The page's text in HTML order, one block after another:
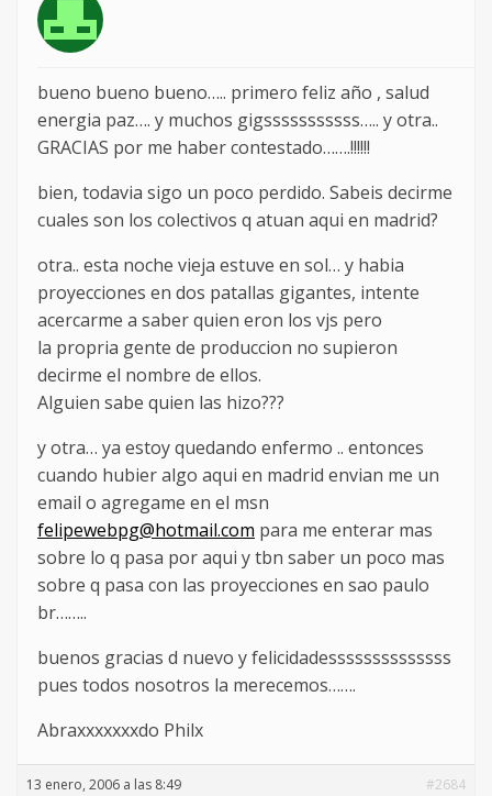
bueno bueno bueno….. primero feliz año , salud
energia paz…. y muchos gigsssssssssss….. y otra..
GRACIAS por me haber contestado…….!!!!!!
bien, todavia sigo un poco perdido. Sabeis decirme
cuales son los colectivos q atuan aqui en madrid?
otra.. esta noche vieja estuve en sol… y habia
proyecciones en dos patallas gigantes, intente
acercarme a saber quien eron los vjs pero
la propria gente de produccion no supieron
decirme el nombre de ellos.
Alguien sabe quien las hizo???
y otra… ya estoy quedando enfermo .. entonces
cuando hubier algo aqui en madrid envian me un
email o agregame en el msn
felipewebpg@hotmail.com para me enterar mas
sobre lo q pasa por aqui y tbn saber un poco mas
sobre q pasa con las proyecciones en sao paulo
br……..
buenos gracias d nuevo y felicidadessssssssssssss
pues todos nosotros la merecemos…….
Abraxxxxxxxdo Philx
13 enero, 2006 a las 8:49
#2684